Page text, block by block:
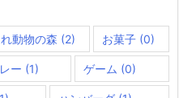
動物の森 (2) お菓子 (0)
ー (1) ゲーム (0)